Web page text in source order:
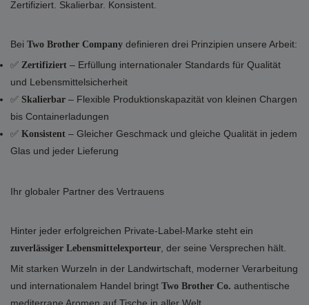
Zertifiziert. Skalierbar. Konsistent.
Bei Two Brother Company definieren drei Prinzipien unsere Arbeit:
✅ Zertifiziert – Erfüllung internationaler Standards für Qualität
und Lebensmittelsicherheit
✅ Skalierbar – Flexible Produktionskapazität von kleinen Chargen
bis Containerladungen
✅ Konsistent – Gleicher Geschmack und gleiche Qualität in jedem
Glas und jeder Lieferung
Ihr globaler Partner des Vertrauens
Hinter jeder erfolgreichen Private-Label-Marke steht ein
zuverlässiger Lebensmittelexporteur , der seine Versprechen hält.
Mit starken Wurzeln in der Landwirtschaft, moderner Verarbeitung
und internationalem Handel bringt Two Brother Co. authentische